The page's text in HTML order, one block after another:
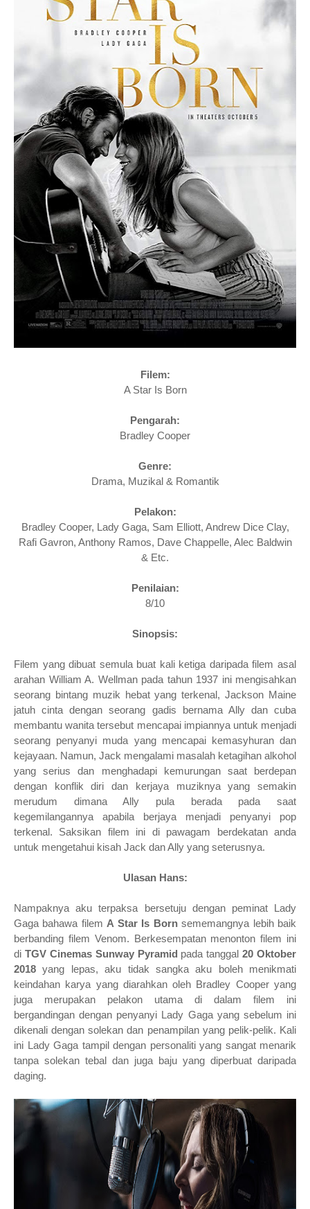
Filem:
A Star Is Born
Pengarah:
Bradley Cooper
Genre:
Drama, Muzikal & Romantik
Pelakon:
Bradley Cooper, Lady Gaga, Sam Elliott, Andrew Dice Clay,
Rafi Gavron, Anthony Ramos, Dave Chappelle, Alec Baldwin
& Etc.
Penilaian:
8/10
Sinopsis:
Filem yang dibuat semula buat kali ketiga daripada filem asal
arahan William A. Wellman pada tahun 1937 ini mengisahkan
seorang bintang muzik hebat yang terkenal, Jackson Maine
jatuh cinta dengan seorang gadis bernama Ally dan cuba
membantu wanita tersebut mencapai impiannya untuk menjadi
seorang penyanyi muda yang mencapai kemasyhuran dan
kejayaan. Namun, Jack mengalami masalah ketagihan alkohol
yang serius dan menghadapi kemurungan saat berdepan
dengan konflik diri dan kerjaya muziknya yang semakin
merudum dimana Ally pula berada pada saat
kegemilangannya apabila berjaya menjadi penyanyi pop
terkenal. Saksikan filem ini di pawagam berdekatan anda
untuk mengetahui kisah Jack dan Ally yang seterusnya.
Ulasan Hans:
Nampaknya aku terpaksa bersetuju dengan peminat Lady
Gaga bahawa filem A Star Is Bornsememangnya lebih baik
berbanding filem Venom. Berkesempatan menonton filem ini
di TGV Cinemas Sunway Pyramid pada tanggal20 Oktober
2018 yang lepas, aku tidak sangka aku boleh menikmati
keindahan karya yang diarahkan oleh Bradley Cooper yang
juga merupakan pelakon utama di dalam filem ini
bergandingan dengan penyanyi Lady Gaga yang sebelum ini
dikenali dengan solekan dan penampilan yang pelik-pelik. Kali
ini Lady Gaga tampil dengan personaliti yang sangat menarik
tanpa solekan tebal dan juga baju yang diperbuat daripada
daging.